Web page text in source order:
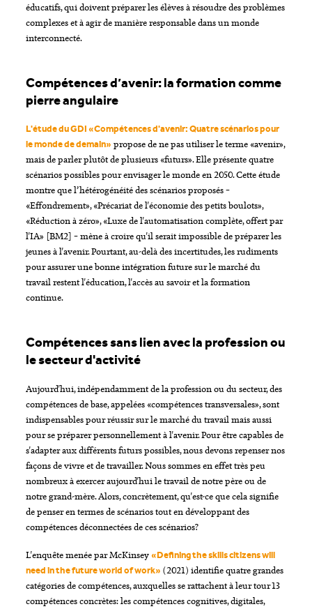
éducatifs, qui doivent préparer les élèves à résoudre des problèmes
complexes et à agir de manière responsable dans un monde
interconnecté.
Compétences d’avenir: la formation comme
pierre angulaire
L'étude du GDI «Compétences d'avenir: Quatre scénarios pour
le monde de demain» propose de ne pas utiliser le terme «avenir»,
mais de parler plutôt de plusieurs «futurs». Elle présente quatre
scénarios possibles pour envisager le monde en 2050. Cette étude
montre que l’hétérogénéité des scénarios proposés –
«Effondrement», «Précariat de l'économie des petits boulots»,
«Réduction à zéro», «Luxe de l'automatisation complète, offert par
l'IA» [BM2] – mène à croire qu'il serait impossible de préparer les
jeunes à l'avenir. Pourtant, au-delà des incertitudes, les rudiments
pour assurer une bonne intégration future sur le marché du
travail restent l'éducation, l'accès au savoir et la formation
continue.
Compétences sans lien avec la profession ou
le secteur d'activité
Aujourd'hui, indépendamment de la profession ou du secteur, des
compétences de base, appelées «compétences transversales», sont
indispensables pour réussir sur le marché du travail mais aussi
pour se préparer personnellement à l'avenir. Pour être capables de
s'adapter aux différents futurs possibles, nous devons repenser nos
façons de vivre et de travailler. Nous sommes en effet très peu
nombreux à exercer aujourd'hui le travail de notre père ou de
notre grand-mère. Alors, concrètement, qu'est-ce que cela signifie
de penser en termes de scénarios tout en développant des
compétences déconnectées de ces scénarios?
L'enquête menée par McKinsey«Defining the skills citizens will
need in the future world of work» (2021) identifie quatre grandes
catégories de compétences, auxquelles se rattachent à leur tour 13
compétences concrètes: les compétences cognitives, digitales,